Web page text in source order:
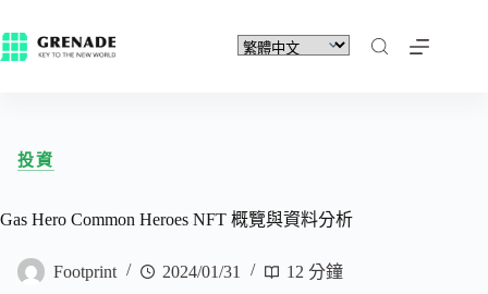
投資
Gas Hero Common Heroes NFT 概覽與資料分析
Footprint 2024/01/31 12 分鐘